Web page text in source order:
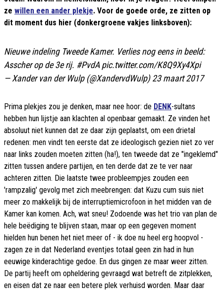
ze willen een ander plekje. Voor de goede orde, ze zitten op
dit moment dus hier (donkergroene vakjes linksboven):
Nieuwe indeling Tweede Kamer. Verlies nog eens in beeld:
Asscher op de 3e rij. #PvdA pic.twitter.com/K8Q9Xy4Xpi
— Xander van der Wulp (@XandervdWulp)23 maart 2017
Prima plekjes zou je denken, maar nee hoor: de DENK-sultans
hebben hun lijstje aan klachten al openbaar gemaakt. Ze vinden het
absoluut niet kunnen dat ze daar zijn geplaatst, om een drietal
redenen: men vindt ten eerste dat ze ideologisch gezien niet zo ver
naar links zouden moeten zitten (ha!), ten tweede dat ze "ingeklemd"
zitten tussen andere partijen, en ten derde dat ze te ver naar
achteren zitten. Die laatste twee probleempjes zouden een
'rampzalig' gevolg met zich meebrengen: dat Kuzu cum suis niet
meer zo makkelijk bij de interruptiemicrofoon in het midden van de
Kamer kan komen. Ach, wat sneu! Zodoende was het trio van plan de
hele beëdiging te blijven staan, maar op een gegeven moment
hielden hun benen het niet meer of - ik doe nu heel erg hoopvol -
zagen ze in dat Nederland eventjes totaal geen zin had in hun
eeuwige kinderachtige gedoe. En dus gingen ze maar weer zitten.
De partij heeft om opheldering gevraagd wat betreft de zitplekken,
en eisen dat ze naar een betere plek verhuisd worden. Maar daar